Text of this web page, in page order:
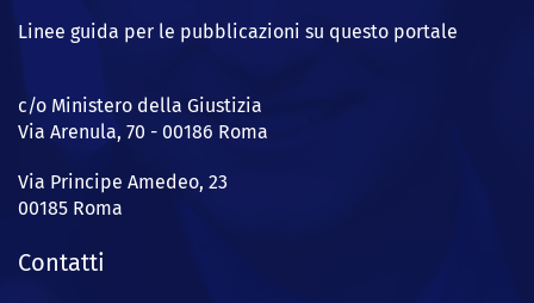
Linee guida per le pubblicazioni su questo portale
c/o Ministero della Giustizia
Via Arenula, 70 - 00186 Roma
Via Principe Amedeo, 23
00185 Roma
Contatti